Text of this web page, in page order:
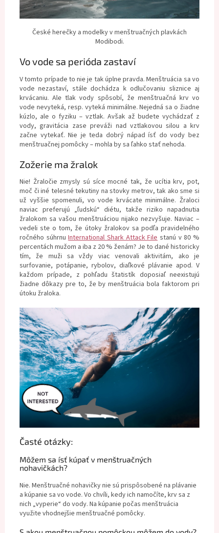
České herečky a modelky v menštruačných plavkách
Modibodi.
Vo vode sa perióda zastaví
V tomto prípade to nie je tak úplne pravda. Menštruácia sa vo
vode nezastaví, stále dochádza k odlučovaniu sliznice aj
krvácaniu. Ale tlak vody spôsobí, že menštruačná krv vo
vode nevyteká, resp. vyteká minimálne. Nejedná sa o žiadne
kúzlo, ale o fyziku – vztlak. Avšak až budete vychádzať z
vody, gravitácia zase preváži nad vztlakovou silou a krv
začne vytekať. Nie je teda dobrý nápad ísť do vody bez
menštruačnej pomôcky – mohla by sa ľahko stať nehoda.
Zožerie ma žralok
Nie! Žraločie zmysly sú síce mocné tak, že ucítia krv, pot,
moč či iné telesné tekutiny na stovky metrov, tak ako sme si
už vyššie spomenuli, vo vode krvácate minimálne. Žraloci
naviac preferujú „ľudskú“ diétu, takže riziko napadnutia
žralokom sa vašou menštruáciou nijako nezvyšuje. Naviac –
vedeli ste o tom, že útoky žralokov sa podľa pravidelného
ročného súhrnu International Shark Attack Filestanú v 80 %
percentách mužom a iba z 20 % ženám? Je to dané historicky
tím, že muži sa vždy viac venovali aktivitám, ako je
surfovanie, potápanie, rybolov, diaľkové plávanie apod. V
každom prípade, z pohľadu štatistík doposiaľ neexistujú
žiadne dôkazy pre to, že by menštruácia bola faktorom pri
útoku žraloka.
Časté otázky:
Môžem sa ísť kúpať v menštruačných
nohavičkách?
Nie. Menštruačné nohavičky nie sú prispôsobené na plávanie
a kúpanie sa vo vode. Vo chvíli, kedy ich namočíte, krv sa z
nich „vyperie“ do vody. Na kúpanie počas menštruácia
využite vhodnejšie menštruačné pomôcky.